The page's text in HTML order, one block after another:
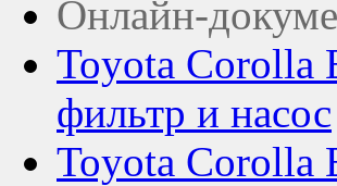
Онлайн-
Toyota Corolla
фильтр и насос
Toyota Corolla